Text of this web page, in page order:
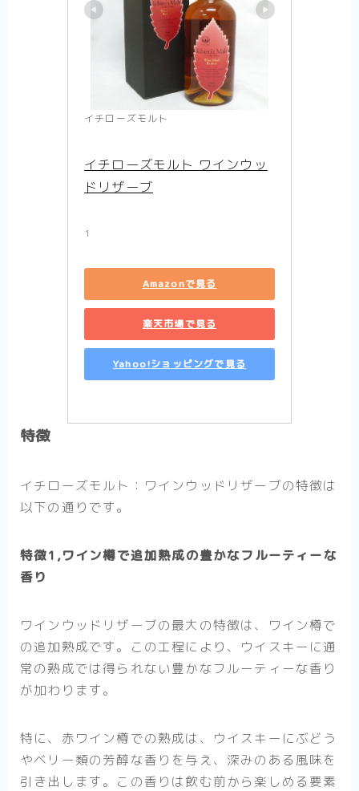
イチローズモルト
イチローズモルト ワインウッ
ドリザーブ
1
Amazonで見る
楽天市場で見る
Yahoo!ショッピングで見る
特徴
イチローズモルト：ワインウッドリザーブの特徴は
以下の通りです。
特徴1,ワイン樽で追加熟成の豊かなフルーティーな
香り
ワインウッドリザーブの最大の特徴は、ワイン樽で
の追加熟成です。この工程により、ウイスキーに通
常の熟成では得られない豊かなフルーティーな香り
が加わります。
特に、赤ワイン樽での熟成は、ウイスキーにぶどう
やベリー類の芳醇な香りを与え、深みのある風味を
引き出します。この香りは飲む前から楽しめる要素